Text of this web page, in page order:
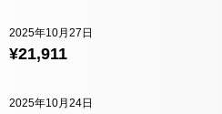
¥21,911
2025年10月27日
2025年10月24日